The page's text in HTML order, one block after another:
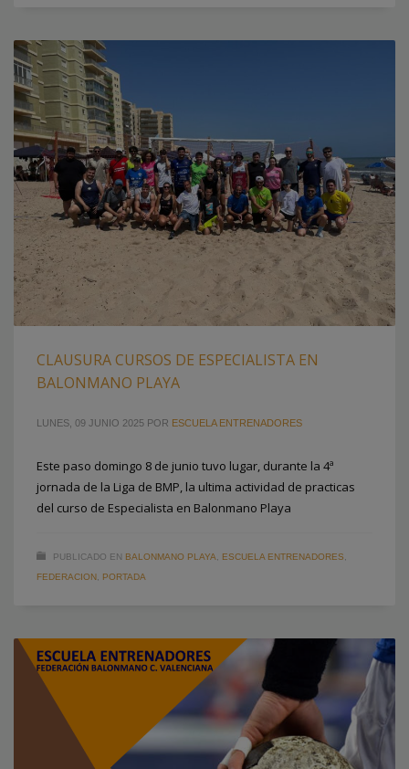
CLAUSURA CURSOS DE ESPECIALISTA EN
BALONMANO PLAYA
LUNES, 09 JUNIO 2025 POR ESCUELA ENTRENADORES
Este paso domingo 8 de junio tuvo lugar, durante la 4ª
jornada de la Liga de BMP, la ultima actividad de practicas
del curso de Especialista en Balonmano Playa
PUBLICADO EN BALONMANO PLAYA ESCUELA ENTRENADORES
FEDERACION
PORTADA